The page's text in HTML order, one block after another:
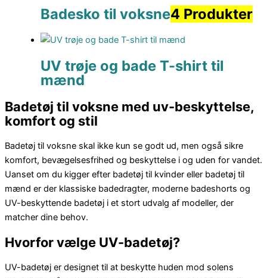
Badesko til voksne4 Produkter
UV trøje og bade T-shirt til
mænd
Badetøj til voksne med uv-beskyttelse,
komfort og stil
Badetøj til voksne skal ikke kun se godt ud, men også sikre
komfort, bevægelsesfrihed og beskyttelse i og uden for vandet.
Uanset om du kigger efter badetøj til kvinder eller badetøj til
mænd er der klassiske badedragter, moderne badeshorts og
UV-beskyttende badetøj i et stort udvalg af modeller, der
matcher dine behov.
Hvorfor vælge UV-badetøj?
UV-badetøj er designet til at beskytte huden mod solens